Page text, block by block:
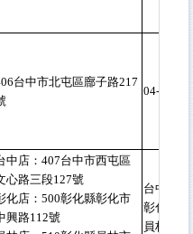
台中市北屯區廍子路217
04-2239-
中店：407台中市西屯區
心路三段127號
化店：500彰化縣彰化市
興路112號
台中店：
彰化店：
員林店